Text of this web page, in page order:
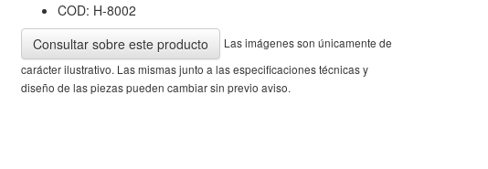
COD: H-8002
Consultar sobre este producto
Las imágenes son únicamente de
carácter ilustrativo. Las mismas junto a las especificaciones técnicas y
diseño de las piezas pueden cambiar sin previo aviso.